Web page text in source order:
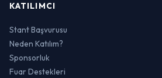
KATILIMCI
Stant Başvurusu
Neden Katılım?
Sponsorluk
Fuar Destekleri